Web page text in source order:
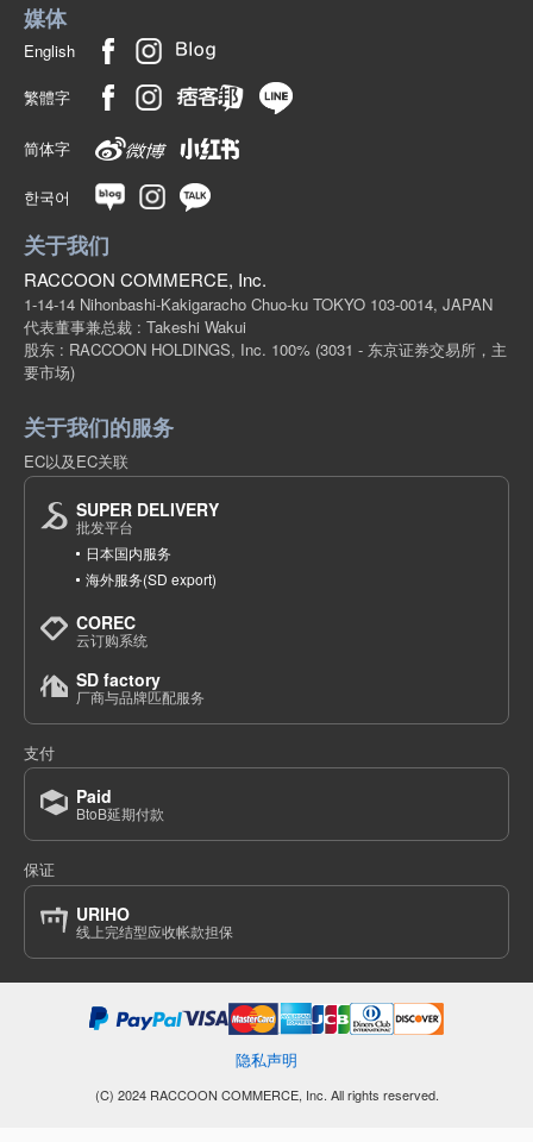
媒体
English
繁體字
简体字
한국어
关于我们
RACCOON COMMERCE, Inc.
1-14-14 Nihonbashi-Kakigaracho Chuo-ku TOKYO 103-0014, JAPAN
代表董事兼总裁 : Takeshi Wakui
股东 : RACCOON HOLDINGS, Inc. 100% (3031 - 东京证券交易所，主
要市场)
关于我们的服务
EC以及EC关联
SUPER DELIVERY
批发平台
日本国内服务
海外服务(SD export)
COREC
云订购系统
SD factory
厂商与品牌匹配服务
支付
Paid
BtoB延期付款
保证
URIHO
线上完结型应收帐款担保
隐私声明
(C) 2024 RACCOON COMMERCE, Inc. All rights reserved.